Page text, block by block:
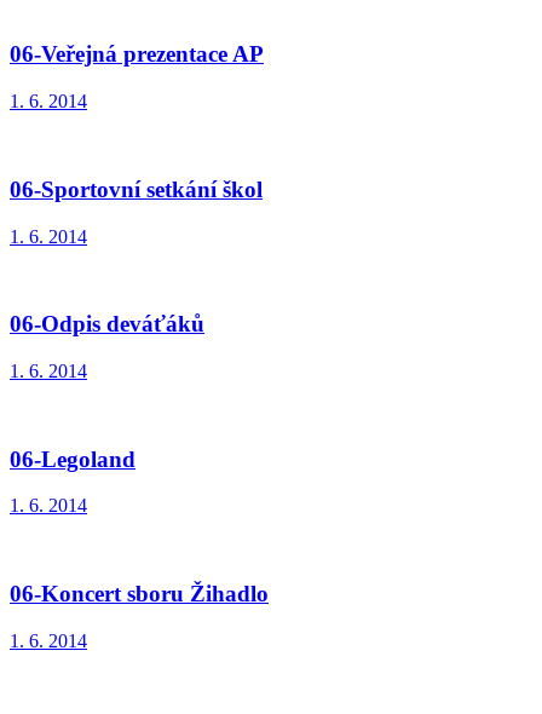
06-Veřejná prezentace AP
1. 6. 2014
06-Sportovní setkání škol
1. 6. 2014
06-Odpis deváťáků
1. 6. 2014
06-Legoland
1. 6. 2014
06-Koncert sboru Žihadlo
1. 6. 2014